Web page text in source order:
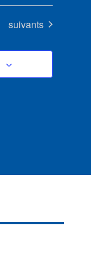
Évènements
suivants